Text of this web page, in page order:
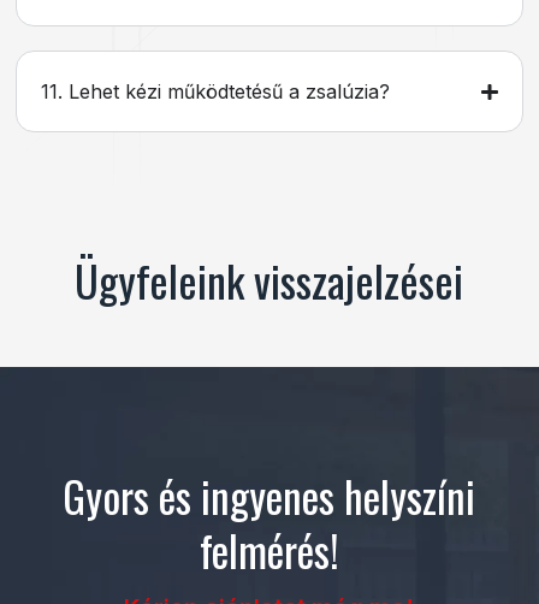
11. Lehet kézi működtetésű a zsalúzia?
Ügyfeleink visszajelzései
Gyors és ingyenes helyszíni
felmérés!